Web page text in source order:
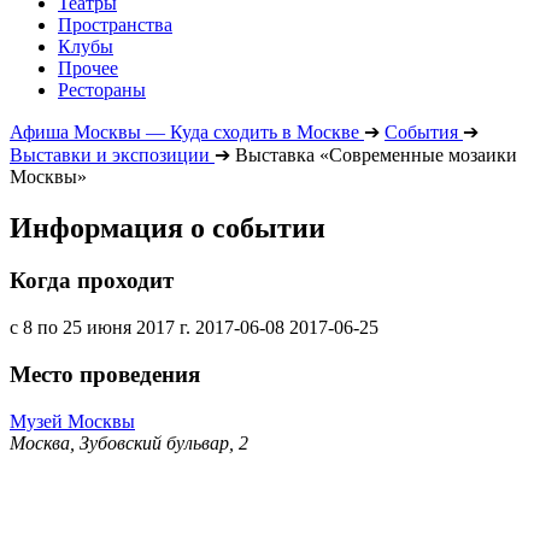
Пространства
Клубы
Прочее
Рестораны
Афиша Москвы — Куда сходить в Москве ➔ События ➔
Выставки и экспозиции ➔ Выставка «Современные мозаики
Москвы»
Информация о событии
Когда проходит
с 8 по 25 июня 2017 г. 2017-06-08 2017-06-25
Место проведения
Музей Москвы
Москва, Зубовский бульвар, 2